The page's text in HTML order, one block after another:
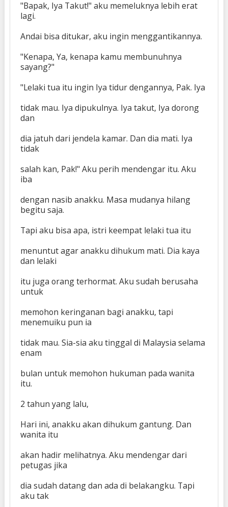
"Bapak, Iya Takut!" aku memeluknya lebih erat
lagi.
Andai bisa ditukar, aku ingin menggantikannya.
"Kenapa, Ya, kenapa kamu membunuhnya
sayang?"
"Lelaki tua itu ingin Iya tidur dengannya, Pak. Iya
tidak mau. Iya dipukulnya. Iya takut, Iya dorong
dan
dia jatuh dari jendela kamar. Dan dia mati. Iya
tidak
salah kan, Pak!" Aku perih mendengar itu. Aku
iba
dengan nasib anakku. Masa mudanya hilang
begitu saja.
Tapi aku bisa apa, istri keempat lelaki tua itu
menuntut agar anakku dihukum mati. Dia kaya
dan lelaki
itu juga orang terhormat. Aku sudah berusaha
untuk
memohon keringanan bagi anakku, tapi
menemuiku pun ia
tidak mau. Sia-sia aku tinggal di Malaysia selama
enam
bulan untuk memohon hukuman pada wanita
itu.
2 tahun yang lalu,
Hari ini, anakku akan dihukum gantung. Dan
wanita itu
akan hadir melihatnya. Aku mendengar dari
petugas jika
dia sudah datang dan ada di belakangku. Tapi
aku tak